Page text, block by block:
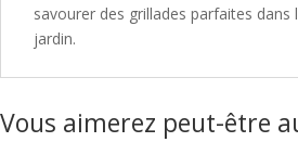
savourer des grillades parfaites
jardin.
Vous aimerez peut-être